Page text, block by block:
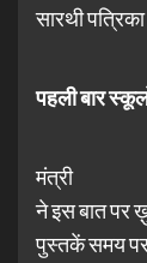
सारथी
पहलीबार
मंत्री
ने इस बात पर
पुस्तकें समय पर